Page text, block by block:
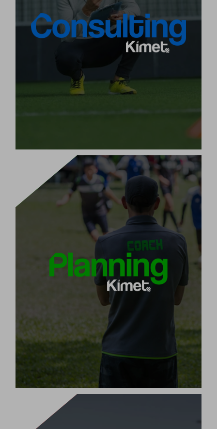
aholkularitza kualifikatu eta
pertsonalizatua
eskaintzen diogu Kimet
Metodologiako edozein erabiltzaileri.
Eliteko klub edo erakundeetan,
erakunde
bakoitzaren metodologia sendotzen dugu
proiektu pertsonalizatuetan oinarrituta.
[+]
TALENTUA PLANIFIKATU
Kimet Planning da zure ekipoaren denboraldia
planifikatzeko diseinatutako
software
adimendun bakarra.
Planifikatu bost urratsetan soilik
zure
denboraldiko entrenamendu-saio guztiak,
adinaren eta mailaren arabera egokitutako
edukiekin eta ariketekin.
Produktua ikusi